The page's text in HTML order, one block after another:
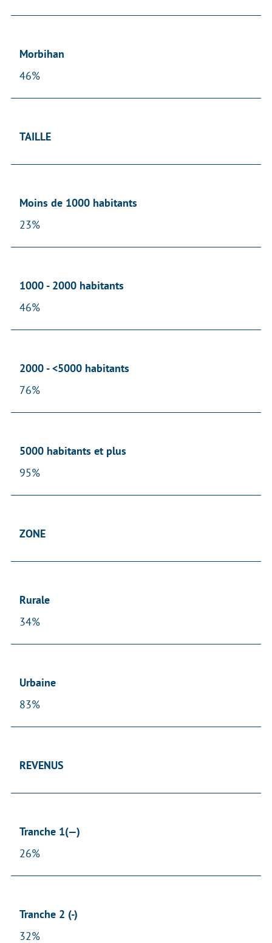
Morbihan
46%
TAILLE
Moins de 1000 habitants
23%
1000 - 2000 habitants
46%
2000 - <5000 habitants
76%
5000 habitants et plus
95%
ZONE
Rurale
34%
Urbaine
83%
REVENUS
Tranche 1(—)
26%
Tranche 2 (-)
32%